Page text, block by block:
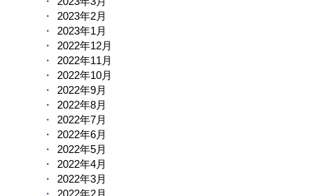
2023年2月
2023年1月
2022年12月
2022年11月
2022年10月
2022年9月
2022年8月
2022年7月
2022年6月
2022年5月
2022年4月
2022年3月
2022年2月